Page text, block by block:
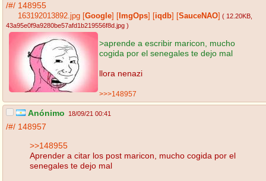
/#/ 148955
163192013892.jpg Google ImgOps iqdb SauceNAO ( 12.20KB
43a95e0f9a9280be57afd1b219556f8d.jpg )
>aprende a escribir maricon, mucho
cogida por el senegales te dejo mal
llora nenazi
>>>148957
Anónimo 18/09/21 00:41
/#/ 148957
>>148955
Aprender a citar los post maricon, mucho cogida por el
senegales te dejo mal